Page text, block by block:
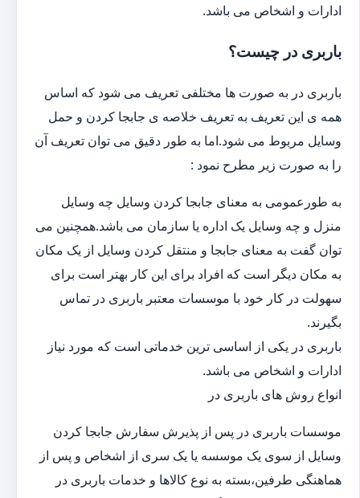
ادارات و اشخاص می باشد.
باربری در چیست؟
باربری در به صورت ها مختلفی تعریف می شود که اساس
همه ی این تعریف به تعریف خلاصه ی جابجا کردن و حمل
وسایل مربوط می شود.اما به طور دقیق می توان تعریف آن
را به صورت زیر مطرح نمود :
به طورعمومی به معنای جابجا کردن وسایل چه وسایل
منزل و چه وسایل یک اداره یا سازمان می باشد.همچنین می
توان گفت به معنای جابجا و منتقل کردن وسایل از یک مکان
به مکان دیگر است که افراد برای این کار بهتر است برای
سهولت در کار خود با موسسات معتبر باربری در تماس
بگیرند.
باربری در یکی از اساسی ترین خدماتی است که مورد نیاز
ادارات و اشخاص می باشد.
انواع روش های باربری در
موسسات باربری در پس از پذیرش سفارش جابجا کردن
وسایل از سوی یک موسسه یا یک سری از اشخاص و پس از
هماهنگی طرفین،بسته به نوع کالاها و خدمات باربری در